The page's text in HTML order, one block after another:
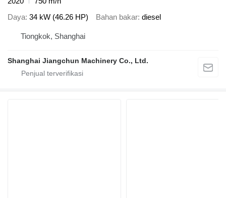
Daya 34 kW (46.26 HP) Bahan bakar diesel
Tiongkok, Shanghai
Shanghai Jiangchun Machinery Co., Ltd.